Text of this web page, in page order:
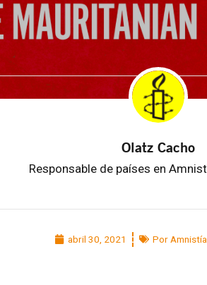
Olatz Cacho
Responsable de países en
abril 30, 2021 Por